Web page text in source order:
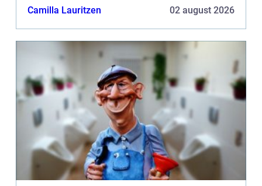
Camilla Lauritzen 02 august 2026